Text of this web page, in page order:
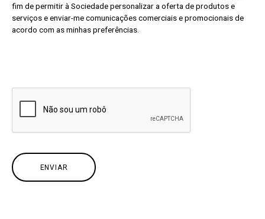
fim de permitir à Sociedade personalizar a oferta de produtos e
serviços e enviar-me comunicações comerciais e promocionais de
acordo com as minhas preferências.
ENVIAR